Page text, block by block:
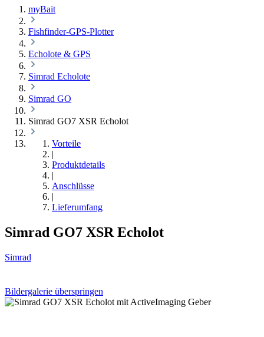
myBait
Fishfinder-GPS-Plotter
Echolote & GPS
Simrad Echolote
Simrad GO
Simrad GO7 XSR Echolot
Vorteile
|
Produktdetails
|
Anschlüsse
|
Lieferumfang
Simrad GO7 XSR Echolot
Simrad
Bildergalerie überspringen